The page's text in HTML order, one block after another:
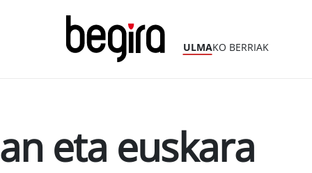
ULMAKO BERRIAK
eta euskara